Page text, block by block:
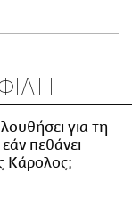
για τη
πεθάνει
Κάρολος;